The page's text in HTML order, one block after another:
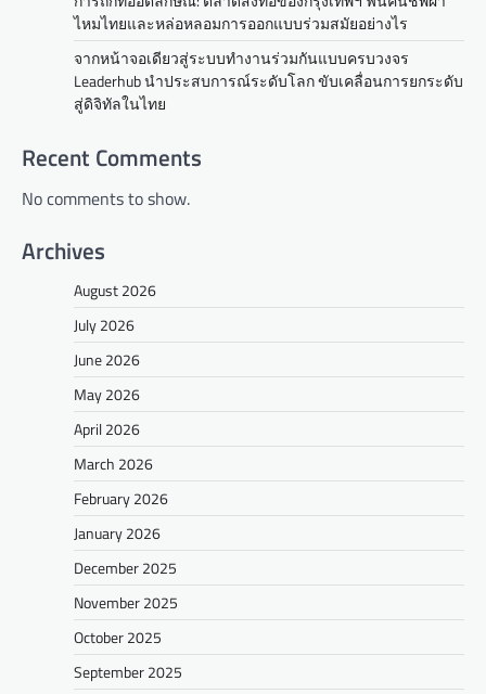
ไหมไทยและหล่อหลอมการออกแบบร่วมสมัยอย่างไร
จากหน้าจอเดียวสู่ระบบทำงานร่วมกันแบบครบวงจร
Leaderhub นำประสบการณ์ระดับโลก ขับเคลื่อนการยกระดับ
สู่ดิจิทัลในไทย
Recent Comments
No comments to show.
Archives
August 2026
July 2026
June 2026
May 2026
April 2026
March 2026
February 2026
January 2026
December 2025
November 2025
October 2025
September 2025